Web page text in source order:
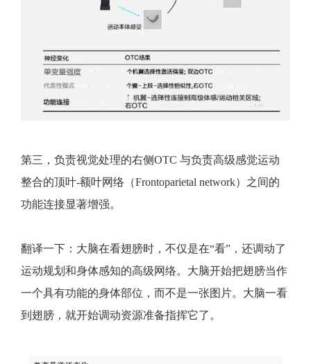
第三，负责视觉处理的右侧OTC 与负责高级感觉运动
整合的顶叶-额叶网络（Frontoparietal network）之间的
功能连接显著增强。
翻译一下：大脑在看翅膀时，不仅是在“看”，还调动了
运动规划和身体感知的高级网络。大脑开始把翅膀当作
一个具有功能的身体部位，而不是一张图片。大脑一看
到翅膀，就开始调动资源准备指挥它了。